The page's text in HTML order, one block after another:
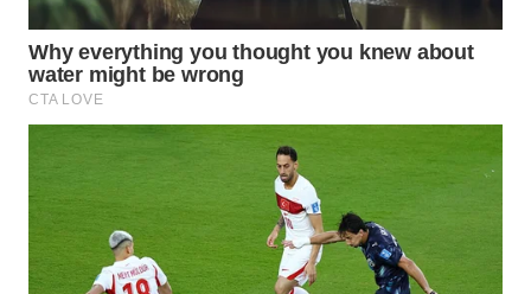
WN
BOGOR
WN
DEPOK
WN
TAPANULI
UTARA